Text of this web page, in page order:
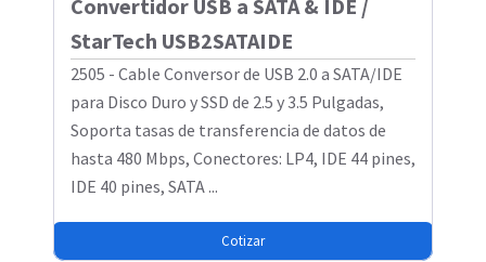
Convertidor USB a SATA & IDE /
StarTech USB2SATAIDE
2505 - Cable Conversor de USB 2.0 a SATA/IDE
para Disco Duro y SSD de 2.5 y 3.5 Pulgadas,
Soporta tasas de transferencia de datos de
hasta 480 Mbps, Conectores: LP4, IDE 44 pines,
IDE 40 pines, SATA ...
Cotizar